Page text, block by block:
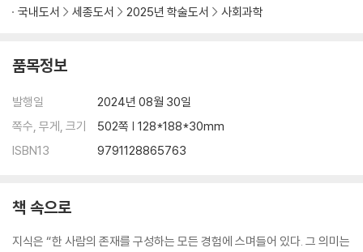
국내도서
세종도서 2025년 학술도서 사회과학
품목정보
발행일
2024년 08월 30일
쪽수, 무게, 크기
502쪽 | 128*188*30mm
ISBN13
9791128865763
책 속으로
지식은 “한 사람의 존재를 구성하는 모든 경험에 스며들어 있다. 그 의미는